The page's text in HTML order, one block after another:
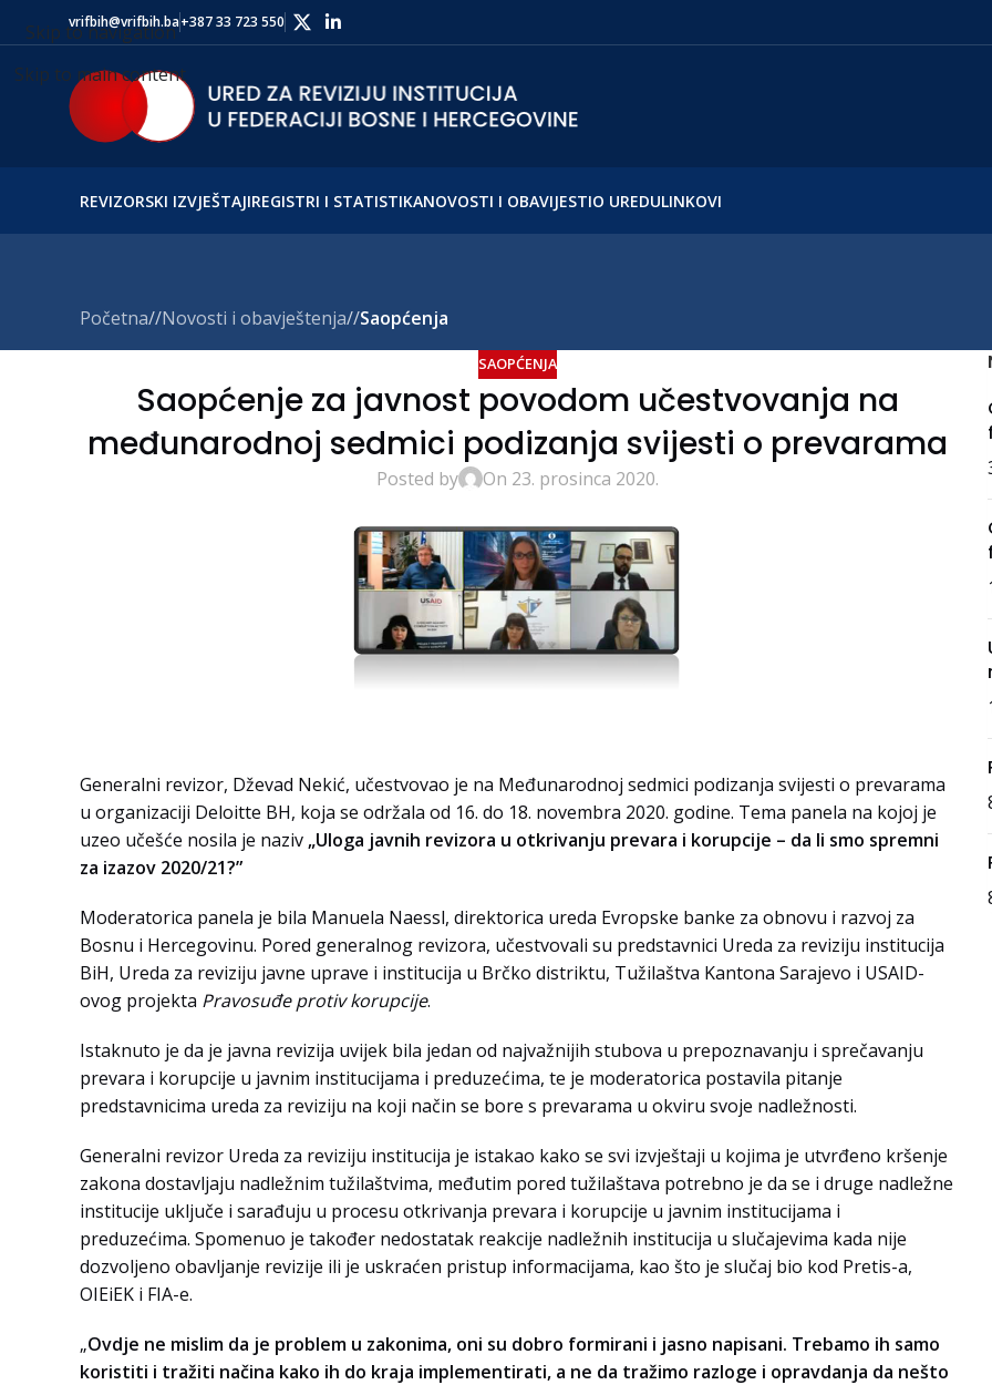
Skip to navigation
Skip to main content
vrifbih@vrifbih.ba+387 33 723 550
REVIZORSKI IZVJEŠTAJIREGISTRI I STATISTIKANOVOSTI I OBAVIJESTIO UREDULINKOVI
Početna/ Novosti i obavještenja/ Saopćenja
SAOPĆENJA
Saopćenje za javnost povodom učestvovanja na
međunarodnoj sedmici podizanja svijesti o prevarama
Posted by On 23. prosinca 2020.
Generalni revizor, Dževad Nekić, učestvovao je na Međunarodnoj sedmici podizanja svijesti o prevarama
u organizaciji Deloitte BH, koja se održala od 16. do 18. novembra 2020. godine. Tema panela na kojoj je
uzeo učešće nosila je naziv „Uloga javnih revizora u otkrivanju prevara i korupcije – da li smo spremni
za izazov 2020/21?”
Moderatorica panela je bila Manuela Naessl, direktorica ureda Evropske banke za obnovu i razvoj za
Bosnu i Hercegovinu. Pored generalnog revizora, učestvovali su predstavnici Ureda za reviziju institucija
BiH, Ureda za reviziju javne uprave i institucija u Brčko distriktu, Tužilaštva Kantona Sarajevo i USAID-
ovog projekta Pravosuđe protiv korupcije.
Istaknuto je da je javna revizija uvijek bila jedan od najvažnijih stubova u prepoznavanju i sprečavanju
prevara i korupcije u javnim institucijama i preduzećima, te je moderatorica postavila pitanje
predstavnicima ureda za reviziju na koji način se bore s prevarama u okviru svoje nadležnosti.
Generalni revizor Ureda za reviziju institucija je istakao kako se svi izvještaji u kojima je utvrđeno kršenje
zakona dostavljaju nadležnim tužilaštvima, međutim pored tužilaštava potrebno je da se i druge nadležne
institucije uključe i sarađuju u procesu otkrivanja prevara i korupcije u javnim institucijama i
preduzećima. Spomenuo je također nedostatak reakcije nadležnih institucija u slučajevima kada nije
dozvoljeno obavljanje revizije ili je uskraćen pristup informacijama, kao što je slučaj bio kod Pretis-a,
OIEiEK i FIA-e.
„Ovdje ne mislim da je problem u zakonima, oni su dobro formirani i jasno napisani. Trebamo ih samo
koristiti i tražiti načina kako ih do kraja implementirati, a ne da tražimo razloge i opravdanja da nešto